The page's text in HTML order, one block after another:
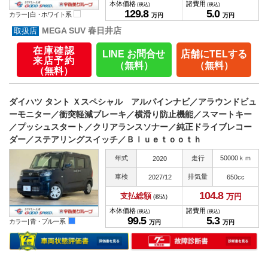
カラー |白・ホワイト系
本体価格 (税込)
129.8 万円
諸費用 (税込)
5.0 万円
MEGA SUV 春日井店
在庫確認
来店予約
（無料）
LINE お問合せ
（無料）
店舗にTELする
（無料）
ダイハツ タント Ｘスペシャル アルパインナビ／アラウンドビュ
ーモニター／衝突軽減ブレーキ／横滑り防止機能／スマートキー
／プッシュスタート／クリアランスソナー／純正ドライブレコー
ダー／ステアリングスイッチ／Ｂｌｕｅｔｏｏｔｈ
カラー |青・ブルー系
年式 2020 走行 50000ｋｍ
車検 2027/12 排気量 650cc
支払総額 (税込) 104.8 万円
本体価格 (税込)
99.5 万円
諸費用 (税込)
5.3 万円